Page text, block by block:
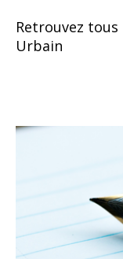
Retrouvez
Urbain